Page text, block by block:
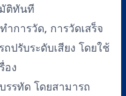
ติทันที
การวัด, การวัดเสร็จ
ปรับระดับเสียง โดยใช้
อง
รทัด โดยสามารถ